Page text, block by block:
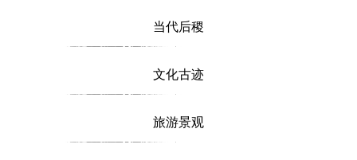
当代后稷
文化古迹
旅游景观